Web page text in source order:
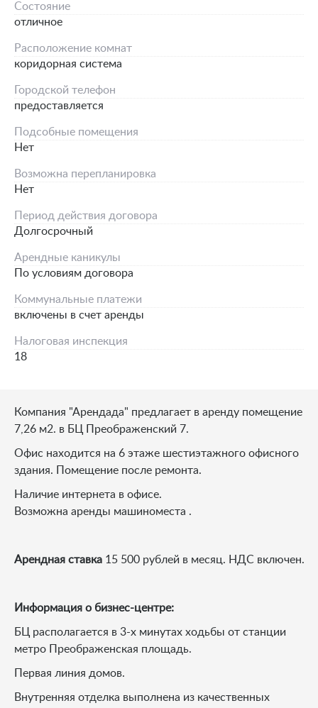
Состояние
отличное
Расположение комнат
коридорная система
Городской телефон
предоставляется
Подсобные помещения
Нет
Возможна перепланировка
Нет
Период действия договора
Долгосрочный
Арендные каникулы
По условиям договора
Коммунальные платежи
включены в счет аренды
Налоговая инспекция
18
Компания "Арендада" предлагает в аренду помещение
7,26 м2. в БЦ Преображенский 7.
Офис находится на 6 этаже шестиэтажного офисного
здания. Помещение после ремонта.
Наличие интернета в офисе.
Возможна аренды машиноместа .
Арендная ставка 15 500 рублей в месяц. НДС включен.
Информация о бизнес-центре:
БЦ располагается в 3-х минутах ходьбы от станции
метро Преображенская площадь.
Первая линия домов.
Внутренняя отделка выполнена из качественных